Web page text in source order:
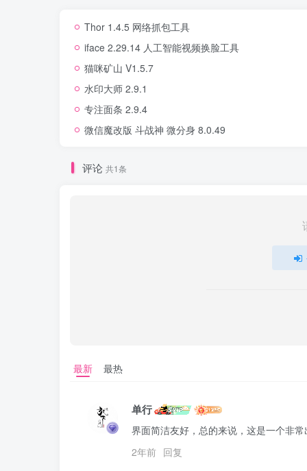
Thor 1.4.5 网络抓包工具
iface 2.29.14 人工智能视频换脸工具
猫咪矿山 V1.5.7
水印大师 2.9.1
专注面条 2.9.4
微信魔改版 斗战神 微分身 8.0.49
评论 共1条
最新 最热
单行
界面简洁友好，总的来说，这是一个非
2年前 回复